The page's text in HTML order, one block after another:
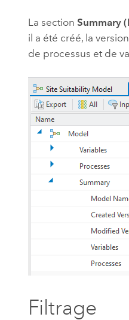
La sectionSummary
il a été créé, la
de processus et de
Filtrage